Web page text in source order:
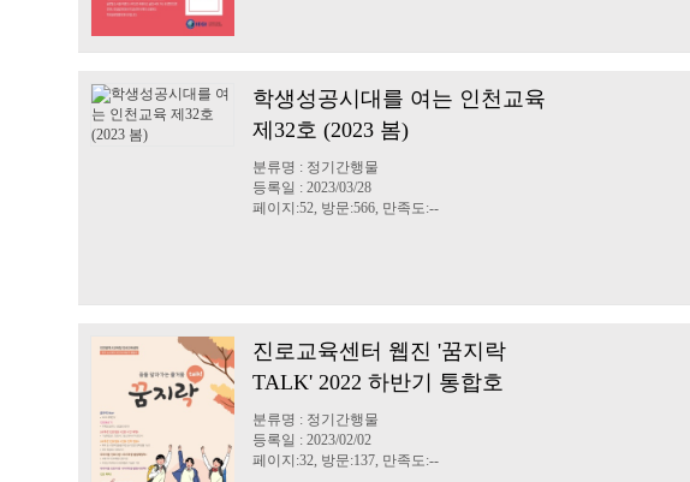
학생성공시대를 여는 인천교육
제32호 (2023 봄)
분류명 : 정기간행물
등록일 : 2023/03/28
페이지:52, 방문:566, 만족도:--
진로교육센터 웹진 '꿈지락
TALK' 2022 하반기 통합호
분류명 : 정기간행물
등록일 : 2023/02/02
페이지:32, 방문:137, 만족도:--